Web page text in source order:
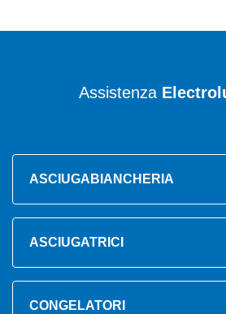
Assistenza
ASCIUGABIANCHERIA
ASCIUGATRICI
CONGELATORI